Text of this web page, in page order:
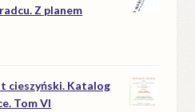
Z planem
cieszyński. Katalog
Tom VI